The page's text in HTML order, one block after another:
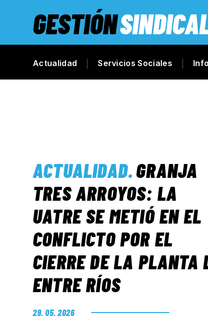
GESTIÓN
Actualidad Servicios Sociales
ACTUALIDAD.GRANJA
TRES ARROYOS: LA
UATRE SE METIÓ EN EL
CONFLICTO POR EL
CIERRE DE LA PLANTA
ENTRE RÍOS
29. 05. 2026